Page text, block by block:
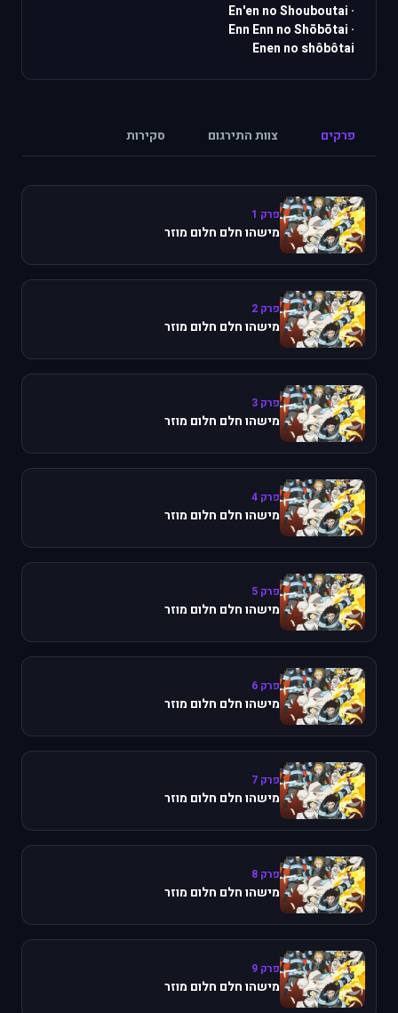
En'en no Shouboutai ·
Enn Enn no Shōbōtai ·
Enen no shôbôtai
פרקים צוות התירגום סקירות
פרק 1
מישהו חלם חלום מוזר
פרק 2
מישהו חלם חלום מוזר
פרק 3
מישהו חלם חלום מוזר
פרק 4
מישהו חלם חלום מוזר
פרק 5
מישהו חלם חלום מוזר
פרק 6
מישהו חלם חלום מוזר
פרק 7
מישהו חלם חלום מוזר
פרק 8
מישהו חלם חלום מוזר
פרק 9
מישהו חלם חלום מוזר